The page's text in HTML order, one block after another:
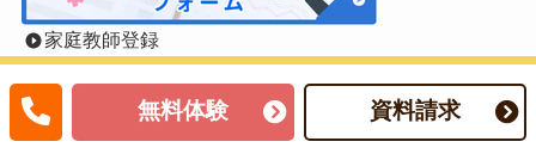
無料体験 資料請求
家庭教師登録
家庭教師になりたい方へ ≫
塾代助成カードの利用が可能です。
大阪市塾代助成事業について≫